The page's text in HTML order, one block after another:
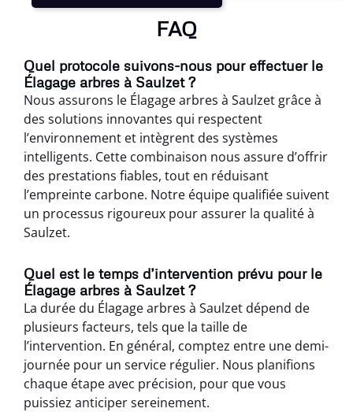
FAQ
Quel protocole suivons-nous pour effectuer le
Élagage arbres à Saulzet ?
Nous assurons le Élagage arbres à Saulzet grâce à
des solutions innovantes qui respectent
l’environnement et intègrent des systèmes
intelligents. Cette combinaison nous assure d’offrir
des prestations fiables, tout en réduisant
l’empreinte carbone. Notre équipe qualifiée suivent
un processus rigoureux pour assurer la qualité à
Saulzet.
Quel est le temps d’intervention prévu pour le
Élagage arbres à Saulzet ?
La durée du Élagage arbres à Saulzet dépend de
plusieurs facteurs, tels que la taille de
l’intervention. En général, comptez entre une demi-
journée pour un service régulier. Nous planifions
chaque étape avec précision, pour que vous
puissiez anticiper sereinement.